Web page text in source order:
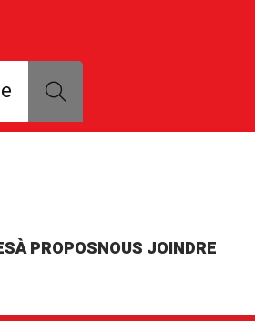
modèle ou numéro de
À PROPOSNOUS JOINDRE